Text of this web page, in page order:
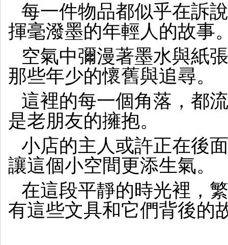
每一件物品都似乎在訴
揮毫潑墨的年輕人的故事
空氣中彌漫著墨水與紙
那些年少的懷舊與追尋。
這裡的每一個角落，都
是老朋友的擁抱。
小店的主人或許正在後
讓這個小空間更添生氣。
在這段平靜的時光裡，
有這些文具和它們背後的